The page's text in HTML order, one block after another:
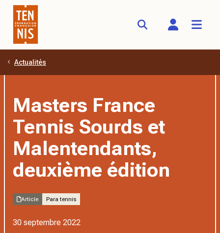
Aller au contenu principal
Actualités
Masters France
Tennis Sourds et
Malentendants,
deuxième édition
Article Para tennis
30 septembre 2022